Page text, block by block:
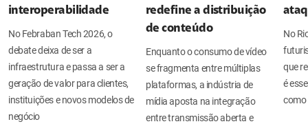
interoperabilidade
No Febraban Tech 2026, o
debate deixa de ser a
infraestrutura e passa a ser a
geração de valor para clientes,
instituições e novos modelos de
negócio
redefine a distribuição
de conteúdo
Enquanto o consumo de vídeo
se fragmenta entre múltiplas
plataformas, a indústria de
mídia aposta na integração
entre transmissão aberta e
No
que
é
como